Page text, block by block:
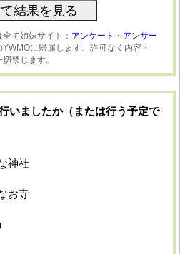
て姉妹サイト： アンケート・アンサー
に帰属します。許可なく内容・
禁じます。
いましたか（または行う予定で
神社
お寺